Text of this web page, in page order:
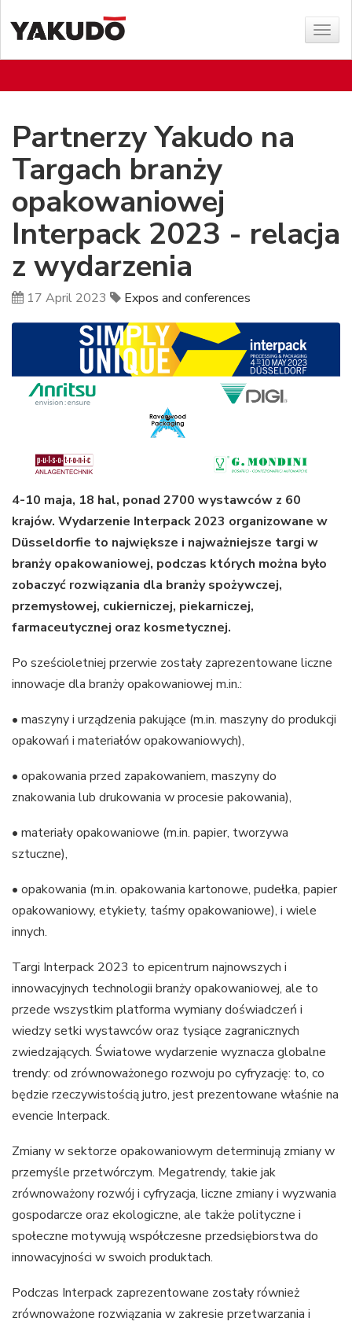
Show
menu
Partnerzy Yakudo na
Targach branży
opakowaniowej
Interpack 2023 - relacja
z wydarzenia
17 April 2023 Expos and conferences
4-10 maja, 18 hal, ponad 2700 wystawców z 60
krajów. Wydarzenie Interpack 2023 organizowane w
Düsseldorfie to największe i najważniejsze targi w
branży opakowaniowej, podczas których można było
zobaczyć rozwiązania dla branży spożywczej,
przemysłowej, cukierniczej, piekarniczej,
farmaceutycznej oraz kosmetycznej.
Po sześcioletniej przerwie zostały zaprezentowane liczne
innowacje dla branży opakowaniowej m.in.:
• maszyny i urządzenia pakujące (m.in. maszyny do produkcji
opakowań i materiałów opakowaniowych),
• opakowania przed zapakowaniem, maszyny do
znakowania lub drukowania w procesie pakowania),
• materiały opakowaniowe (m.in. papier, tworzywa
sztuczne),
• opakowania (m.in. opakowania kartonowe, pudełka, papier
opakowaniowy, etykiety, taśmy opakowaniowe), i wiele
innych.
Targi Interpack 2023 to epicentrum najnowszych i
innowacyjnych technologii branży opakowaniowej, ale to
przede wszystkim platforma wymiany doświadczeń i
wiedzy setki wystawców oraz tysiące zagranicznych
zwiedzających. Światowe wydarzenie wyznacza globalne
trendy: od zrównoważonego rozwoju po cyfryzację: to, co
będzie rzeczywistością jutro, jest prezentowane właśnie na
evencie Interpack.
Zmiany w sektorze opakowaniowym determinują zmiany w
przemyśle przetwórczym. Megatrendy, takie jak
zrównoważony rozwój i cyfryzacja, liczne zmiany i wyzwania
gospodarcze oraz ekologiczne, ale także polityczne i
społeczne motywują współczesne przedsiębiorstwa do
innowacyjności w swoich produktach.
Podczas Interpack zaprezentowane zostały również
zrównoważone rozwiązania w zakresie przetwarzania i